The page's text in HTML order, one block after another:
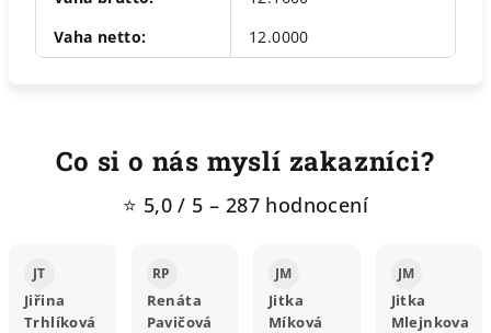
Vaha netto: 12.0000
Co si o nás myslí zakazníci?
⭐ 5,0 / 5 – 287 hodnocení
JT
Jiřina
Trhlíková
RP
Renáta
Pavičová
JM
Jitka
Míková
JM
Jitka
Mlejnkova